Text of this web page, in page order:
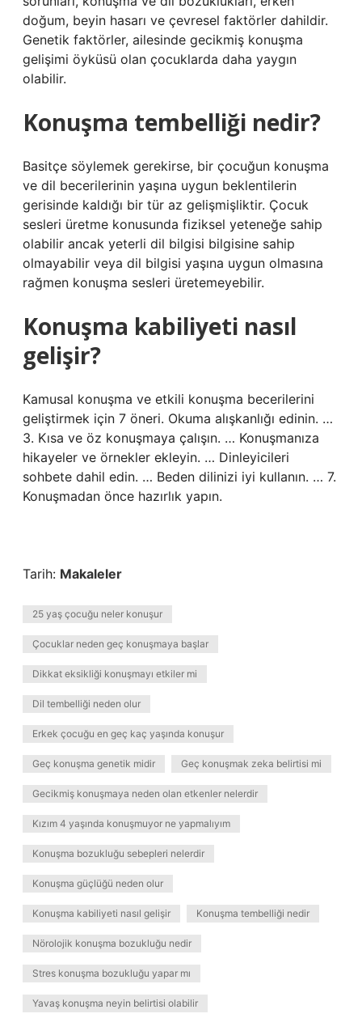
doğum, beyin hasarı ve çevresel faktörler dahildir.
Genetik faktörler, ailesinde gecikmiş konuşma
gelişimi öyküsü olan çocuklarda daha yaygın
olabilir.
Konuşma tembelliği nedir?
Basitçe söylemek gerekirse, bir çocuğun konuşma
ve dil becerilerinin yaşına uygun beklentilerin
gerisinde kaldığı bir tür az gelişmişliktir. Çocuk
sesleri üretme konusunda fiziksel yeteneğe sahip
olabilir ancak yeterli dil bilgisi bilgisine sahip
olmayabilir veya dil bilgisi yaşına uygun olmasına
rağmen konuşma sesleri üretemeyebilir.
Konuşma kabiliyeti nasıl
gelişir?
Kamusal konuşma ve etkili konuşma becerilerini
geliştirmek için 7 öneri. Okuma alışkanlığı edinin. …
3. Kısa ve öz konuşmaya çalışın. … Konuşmanıza
hikayeler ve örnekler ekleyin. … Dinleyicileri
sohbete dahil edin. … Beden dilinizi iyi kullanın. … 7.
Konuşmadan önce hazırlık yapın.
Tarih: Makaleler
25 yaş çocuğu neler konuşur
Çocuklar neden geç konuşmaya başlar
Dikkat eksikliği konuşmayı etkiler mi
Dil tembelliği neden olur
Erkek çocuğu en geç kaç yaşında konuşur
Geç konuşma genetik midir Geç konuşmak zeka belirtisi mi
Gecikmiş konuşmaya neden olan etkenler nelerdir
Kızım 4 yaşında konuşmuyor ne yapmalıyım
Konuşma bozukluğu sebepleri nelerdir
Konuşma güçlüğü neden olur
Konuşma kabiliyeti nasıl gelişir Konuşma tembelliği nedir
Nörolojik konuşma bozukluğu nedir
Stres konuşma bozukluğu yapar mı
Yavaş konuşma neyin belirtisi olabilir